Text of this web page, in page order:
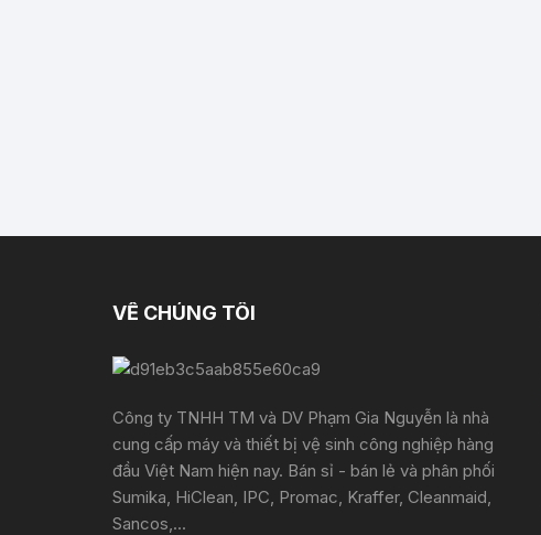
VỀ CHÚNG TÔI
Công ty TNHH TM và DV Phạm Gia Nguyễn là nhà
cung cấp máy và thiết bị vệ sinh công nghiệp hàng
đầu Việt Nam hiện nay. Bán sỉ - bán lẻ và phân phối
Sumika, HiClean, IPC, Promac, Kraffer, Cleanmaid,
Sancos,...